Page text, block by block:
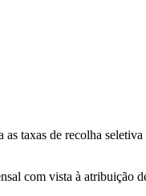
taxas de recolha
com vista à atribuição